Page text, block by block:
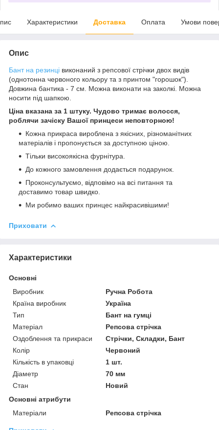
Характеристики Доставка Оплата Умови
Опис
Бант на резинці виконаний з репсової стрічки двох видів
(однотонна червоного кольору та з принтом "горошок").
Довжина бантика - 7 см. Можна виконати на заколкі. Можна
носити під шапкою.
Ціна вказана за 1 штуку. Чудово тримає волосся,
роблячи зачіску Вашої принцеси неповторною!
Кожна прикраса вироблена з якісних, різноманітних
матеріалів і пропонується за доступною ціною.
Тільки високоякісна фурнітура.
До кожного замовлення додається подарунок.
Проконсультуємо, відповімо на всі питання та
доставимо товар швидко.
Ми робимо ваших принцес найкрасивішими!
Приховати
Характеристики
Основні
Виробник
Ручна Робота
Країна виробник
Україна
Тип
Бант на гумці
Матеріал
Репсова стрічка
Оздоблення та прикраси
Стрічки, Складки, Бант
Колір
Червоний
Кількість в упаковці
1 шт.
Діаметр
70 мм
Стан
Новий
Основні атрибути
Матеріали
Репсова стрічка